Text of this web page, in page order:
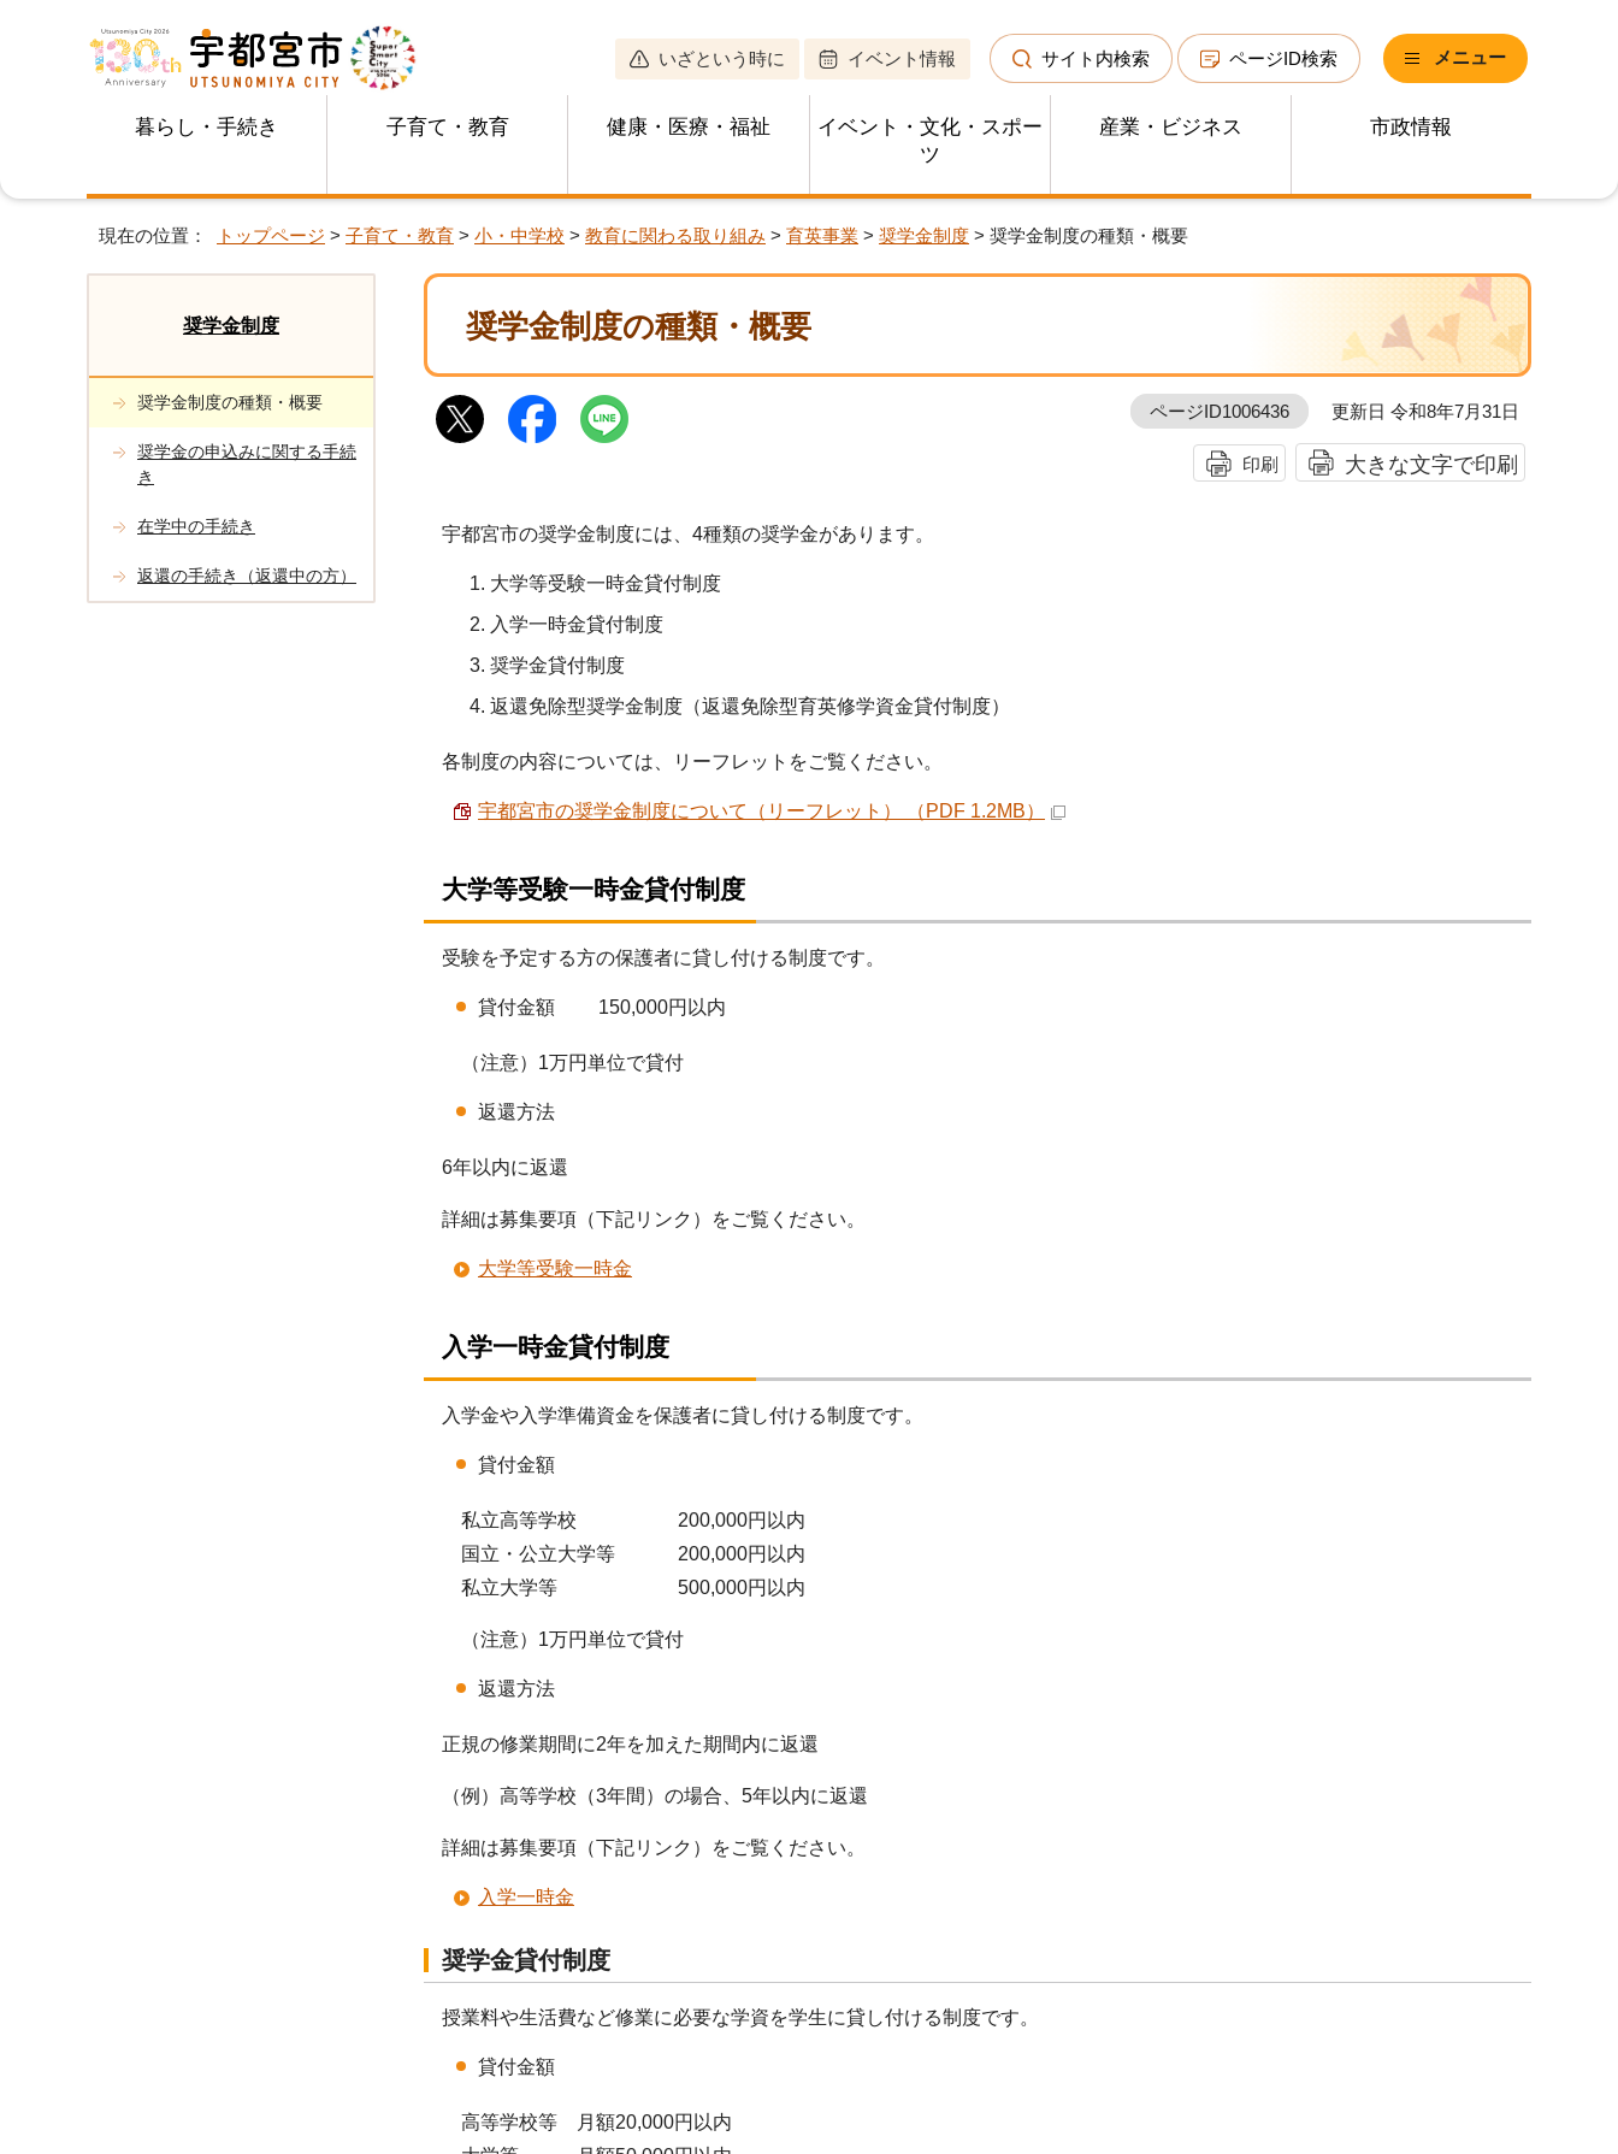
いざという時に イベント情報 サイト内検索 ページID検索 メニュー
暮らし・手続き 子育て・教育 健康・医療・福祉
イベント・文化・スポー
ツ
産業・ビジネス 市政情報
現在の位置： トップページ > 子育て・教育 > 小・中学校 > 教育に関わる取り組み > 育英事業 > 奨学金制度 > 奨学金制度の種類・概要
奨学金制度の種類・概要
ページID1006436 更新日 令和8年7月31日
印刷 大きな文字で印刷
宇都宮市の奨学金制度には、4種類の奨学金があります。
大学等受験一時金貸付制度
入学一時金貸付制度
奨学金貸付制度
返還免除型奨学金制度（返還免除型育英修学資金貸付制度）
各制度の内容については、リーフレットをご覧ください。
宇都宮市の奨学金制度について（リーフレット） （PDF 1.2MB）
大学等受験一時金貸付制度
受験を予定する方の保護者に貸し付ける制度です。
貸付金額 150,000円以内
（注意）1万円単位で貸付
返還方法
6年以内に返還
詳細は募集要項（下記リンク）をご覧ください。
大学等受験一時金
入学一時金貸付制度
入学金や入学準備資金を保護者に貸し付ける制度です。
貸付金額
私立高等学校 200,000円以内
国立・公立大学等 200,000円以内
私立大学等 500,000円以内
（注意）1万円単位で貸付
返還方法
正規の修業期間に2年を加えた期間内に返還
（例）高等学校（3年間）の場合、5年以内に返還
詳細は募集要項（下記リンク）をご覧ください。
入学一時金
奨学金貸付制度
授業料や生活費など修業に必要な学資を学生に貸し付ける制度です。
貸付金額
高等学校等 月額20,000円以内
奨学金制度
奨学金制度の種類・概要
奨学金の申込みに関する手続
き
在学中の手続き
返還の手続き（返還中の方）